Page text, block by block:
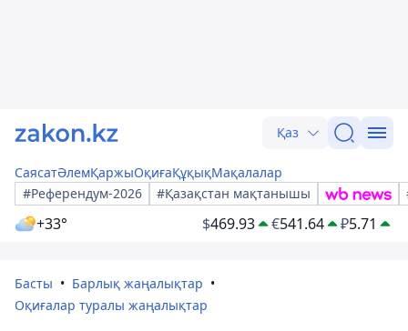
Қаз
СаясатӘлемҚаржыОқиғаҚұқықМақалалар
#Референдум-2026
#Қазақстан мақтанышы
+33° $469.93 €541.64 ₽5.71
Басты
Барлық жаңалықтар
Оқиғалар туралы жаңалықтар